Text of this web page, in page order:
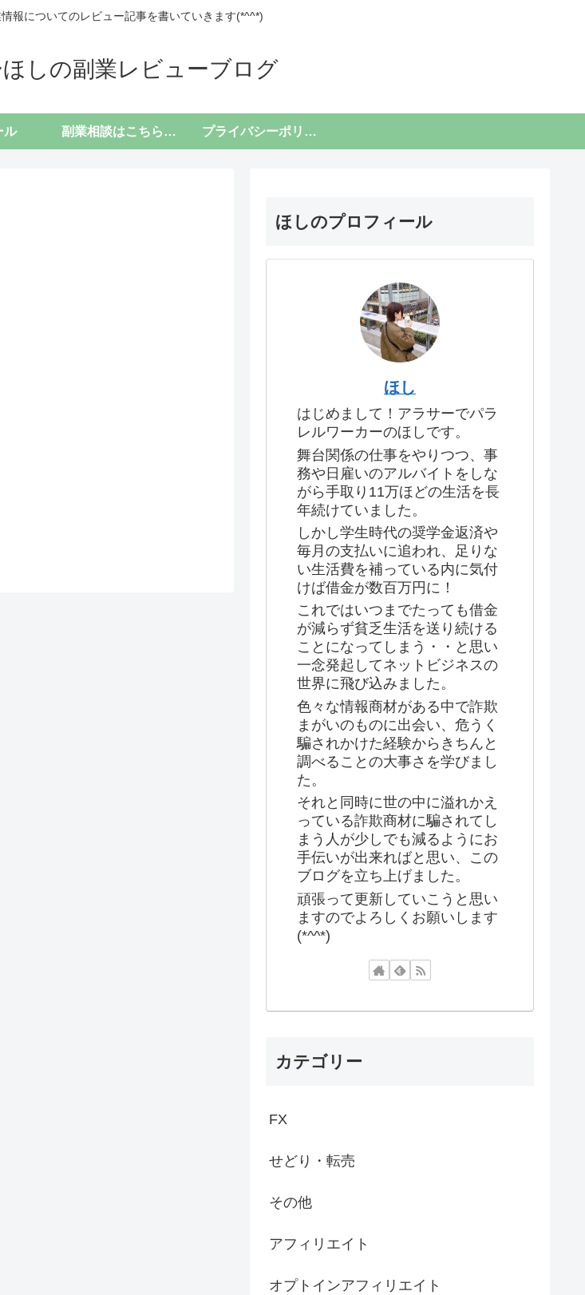
報についてのレビュー記事を書いていきます(*^^*)
しの副業レビューブログ
ル 副業相談はこちらから プライバシーポリシー
ほしのプロフィール
ほし
はじめまして！アラサーでパラ
レルワーカーのほしです。
舞台関係の仕事をやりつつ、事
務や日雇いのアルバイトをしな
がら手取り11万ほどの生活を長
年続けていました。
しかし学生時代の奨学金返済や
毎月の支払いに追われ、足りな
い生活費を補っている内に気付
けば借金が数百万円に！
これではいつまでたっても借金
が減らず貧乏生活を送り続ける
ことになってしまう・・と思い
一念発起してネットビジネスの
世界に飛び込みました。
色々な情報商材がある中で詐欺
まがいのものに出会い、危うく
騙されかけた経験からきちんと
調べることの大事さを学びまし
た。
それと同時に世の中に溢れかえ
っている詐欺商材に騙されてし
まう人が少しでも減るようにお
手伝いが出来ればと思い、この
ブログを立ち上げました。
頑張って更新していこうと思い
ますのでよろしくお願いします
(*^^*)
カテゴリー
FX
せどり・転売
その他
アフィリエイト
オプトインアフィリエイト